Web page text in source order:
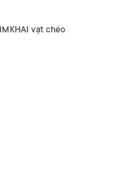
vạt chéo